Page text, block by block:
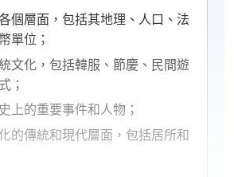
個層面，包括其地理、人口、法
單位；
文化，包括韓服、節慶、民間遊
；
上的重要事件和人物；
的傳統和現代層面，包括居所和